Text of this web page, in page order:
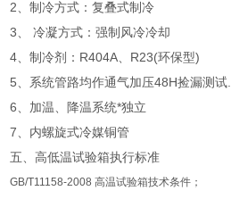
2、制冷方式：复叠式制冷
3、 冷凝方式：强制风冷冷却
4、制冷剂：R404A、R23(环保型)
5、系统管路均作通气加压48H捡漏测试.
6、加温、降温系统*独立
7、内螺旋式冷媒铜管
五、高低温试验箱执行标准
GB/T11158-2008高温试验箱技术条件；